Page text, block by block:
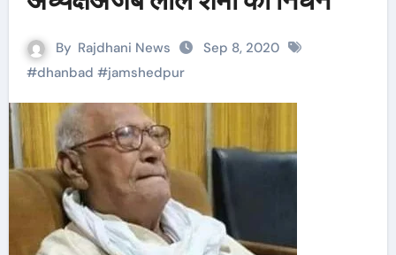
By Rajdhani News
Sep 8, 2020
#dhanbad #jamshedpur